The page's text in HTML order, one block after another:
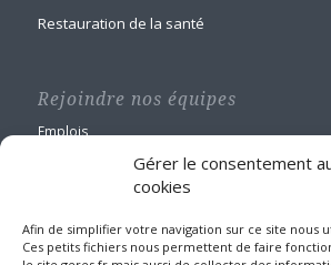
Gérer le consentement
cookies
Afin de simplifier votre navigation sur ce site nous
Ces petits fichiers nous permettent de faire
Restauration de la santé
Rejoindre nos équipes
Emplois